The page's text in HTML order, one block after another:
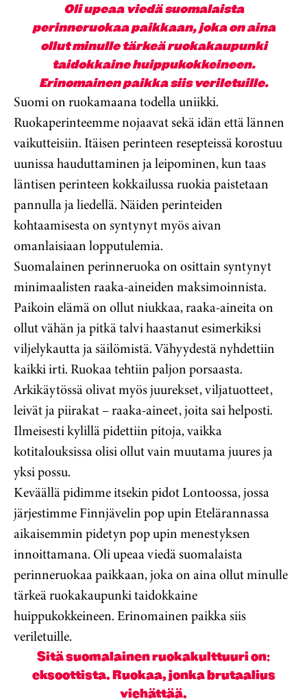
Oli upeaa viedä suomalaista
perinneruokaa paikkaan, joka on aina
ollut minulle tärkeä ruokakaupunki
taidokkaine huippukokkeineen.
Erinomainen paikka siis veriletuille.
Suomi on ruokamaana todella uniikki.
Ruokaperinteemme nojaavat sekä idän että lännen
vaikutteisiin. Itäisen perinteen resepteissä korostuu
uunissa hauduttaminen ja leipominen, kun taas
läntisen perinteen kokkailussa ruokia paistetaan
pannulla ja liedellä. Näiden perinteiden
kohtaamisesta on syntynyt myös aivan
omanlaisiaan lopputulemia.
Suomalainen perinneruoka on osittain syntynyt
minimaalisten raaka-aineiden maksimoinnista.
Paikoin elämä on ollut niukkaa, raaka-aineita on
ollut vähän ja pitkä talvi haastanut esimerkiksi
viljelykautta ja säilömistä. Vähyydestä nyhdettiin
kaikki irti. Ruokaa tehtiin paljon porsaasta.
Arkikäytössä olivat myös juurekset, viljatuotteet,
leivät ja piirakat – raaka-aineet, joita sai helposti.
Ilmeisesti kylillä pidettiin pitoja, vaikka
kotitalouksissa olisi ollut vain muutama juures ja
yksi possu.
Keväällä pidimme itsekin pidot Lontoossa, jossa
järjestimme Finnjävelin pop upin Etelärannassa
aikaisemmin pidetyn pop upin menestyksen
innoittamana. Oli upeaa viedä suomalaista
perinneruokaa paikkaan, joka on aina ollut minulle
tärkeä ruokakaupunki taidokkaine
huippukokkeineen. Erinomainen paikka siis
veriletuille.
Sitä suomalainen ruokakulttuuri on:
eksoottista. Ruokaa, jonka brutaalius
viehättää.